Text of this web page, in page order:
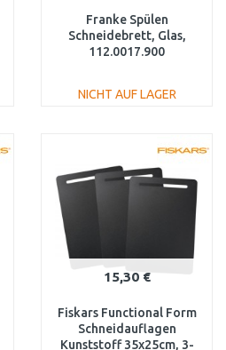
Franke Spülen
Schneidebrett, Glas,
112.0017.900
NICHT AUF LAGER
Vergleichen
15,30 €
Fiskars Functional Form
Schneidauflagen
Kunststoff 35x25cm, 3-